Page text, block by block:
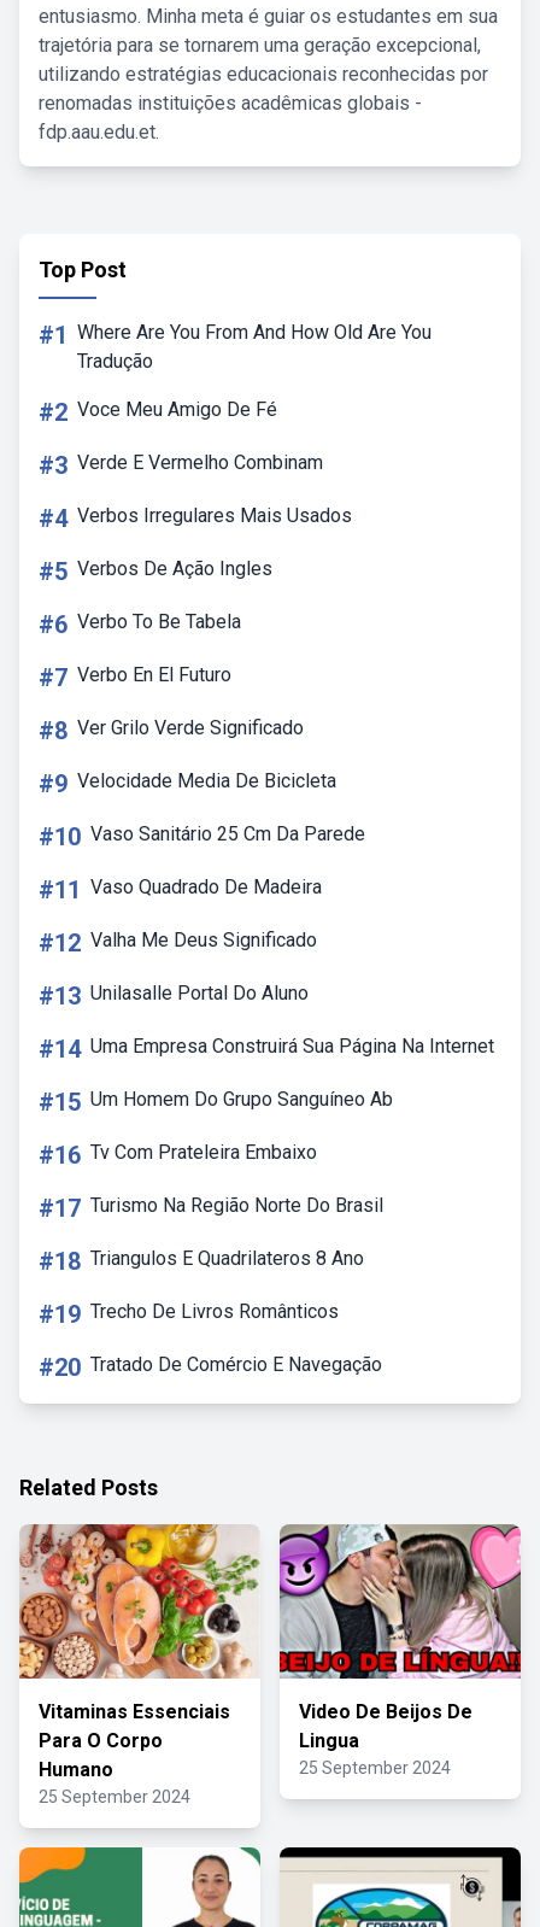
entusiasmo. Minha meta é guiar os estudantes em sua
trajetória para se tornarem uma geração excepcional,
utilizando estratégias educacionais reconhecidas por
renomadas instituições acadêmicas globais -
fdp.aau.edu.et.
Top Post
#1 Where Are You From And How Old Are You
Tradução
#2 Voce Meu Amigo De Fé
#3 Verde E Vermelho Combinam
#4 Verbos Irregulares Mais Usados
#5 Verbos De Ação Ingles
#6 Verbo To Be Tabela
#7 Verbo En El Futuro
#8 Ver Grilo Verde Significado
#9 Velocidade Media De Bicicleta
#10 Vaso Sanitário 25 Cm Da Parede
#11 Vaso Quadrado De Madeira
#12 Valha Me Deus Significado
#13 Unilasalle Portal Do Aluno
#14 Uma Empresa Construirá Sua Página Na Internet
#15 Um Homem Do Grupo Sanguíneo Ab
#16 Tv Com Prateleira Embaixo
#17 Turismo Na Região Norte Do Brasil
#18 Triangulos E Quadrilateros 8 Ano
#19 Trecho De Livros Românticos
#20 Tratado De Comércio E Navegação
Related Posts
Vitaminas Essenciais
Para O Corpo
Humano
25 September 2024
Video De Beijos De
Lingua
25 September 2024